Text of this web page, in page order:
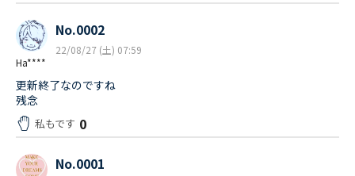
Ha****
No.0002
22/08/27 (土) 07:59
更新終了なのですね
残念
私もです 0
No.0001